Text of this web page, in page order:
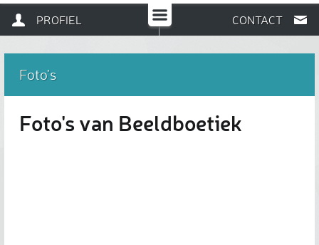
PROFIEL CONTACT
Foto's
Foto's van Beeldboetiek